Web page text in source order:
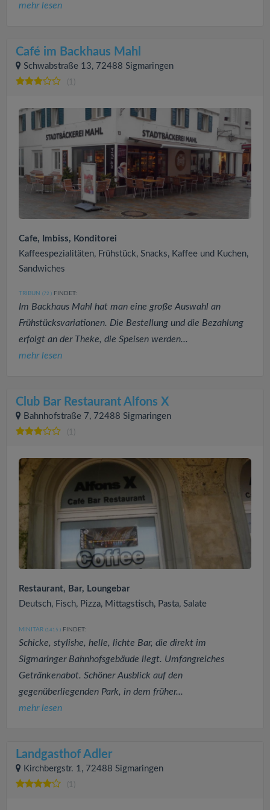
mehr lesen
Café im Backhaus Mahl
Schwabstraße 13, 72488 Sigmaringen
(1)
Cafe, Imbiss, Konditorei
Kaffeespezialitäten, Frühstück, Snacks, Kaffee und Kuchen,
Sandwiches
TRIBUN (72 ) FINDET:
Im Backhaus Mahl hat man eine große Auswahl an
Frühstücksvariationen. Die Bestellung und die Bezahlung
erfolgt an der Theke, die Speisen werden...
mehr lesen
Club Bar Restaurant Alfons X
Bahnhofstraße 7, 72488 Sigmaringen
(1)
Restaurant, Bar, Loungebar
Deutsch, Fisch, Pizza, Mittagstisch, Pasta, Salate
MINITAR (1415 ) FINDET:
Schicke, stylishe, helle, lichte Bar, die direkt im
Sigmaringer Bahnhofsgebäude liegt. Umfangreiches
Getränkenabot. Schöner Ausblick auf den
gegenüberliegenden Park, in dem früher...
mehr lesen
Landgasthof Adler
Kirchbergstr. 1, 72488 Sigmaringen
(1)